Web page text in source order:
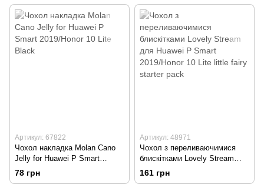
Артикул: 67822
Чохол накладка Molan Cano
Jelly for Huawei P Smart
2019/Honor 10 Lite Black
78 грн
Артикул: 48971
Чохол з переливаючимися
блискітками Lovely Stream
для Huawei P Smart
2019/Honor 10 Lite little fairy
161 грн